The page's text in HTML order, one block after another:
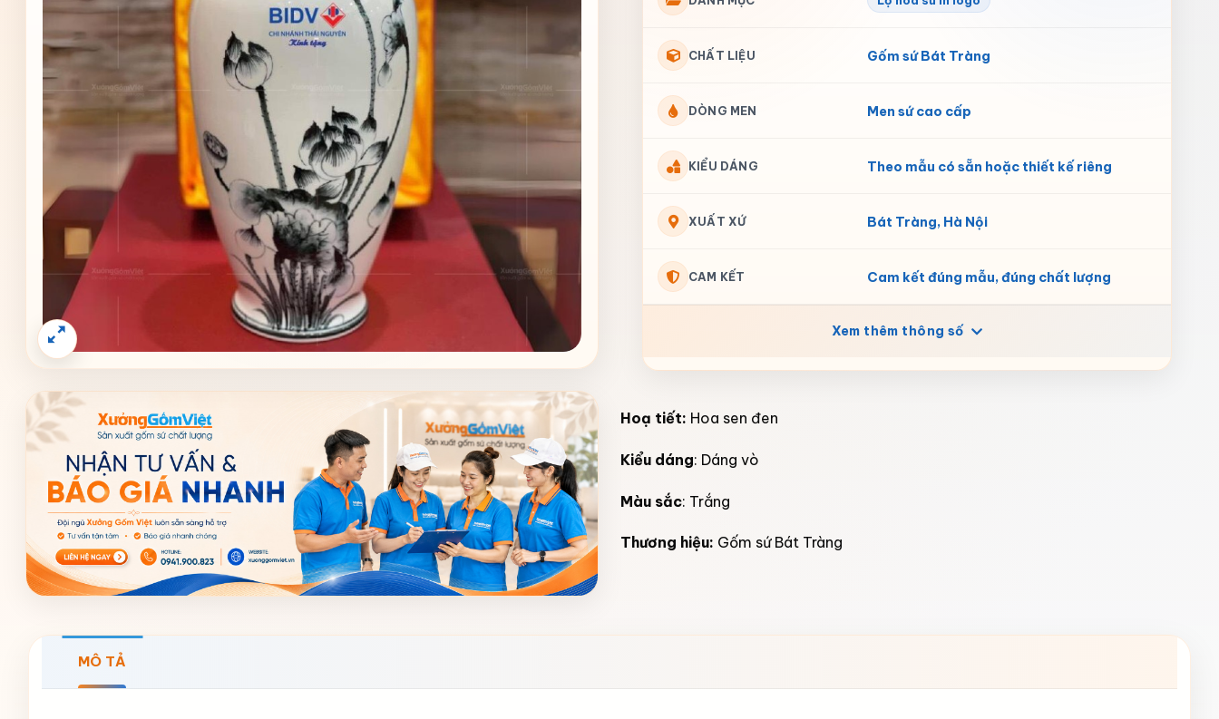
CHẤT LIỆU Gốm sứ Bát Tràng
DÒNG MEN Men sứ cao cấp
KIỂU DÁNG Theo mẫu có sẵn hoặc thiết kế riêng
XUẤT XỨ Bát Tràng, Hà Nội
CAM KẾT Cam kết đúng mẫu, đúng chất lượng
Xem thêm thông số
Hoạ tiết: Hoa sen đen
Kiểu dáng: Dáng vò
Màu sắc: Trắng
Thương hiệu: Gốm sứ Bát Tràng
MÔ TẢ